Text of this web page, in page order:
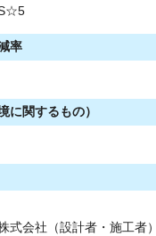
率
に関するもの）
式会社（設計者・施工者）